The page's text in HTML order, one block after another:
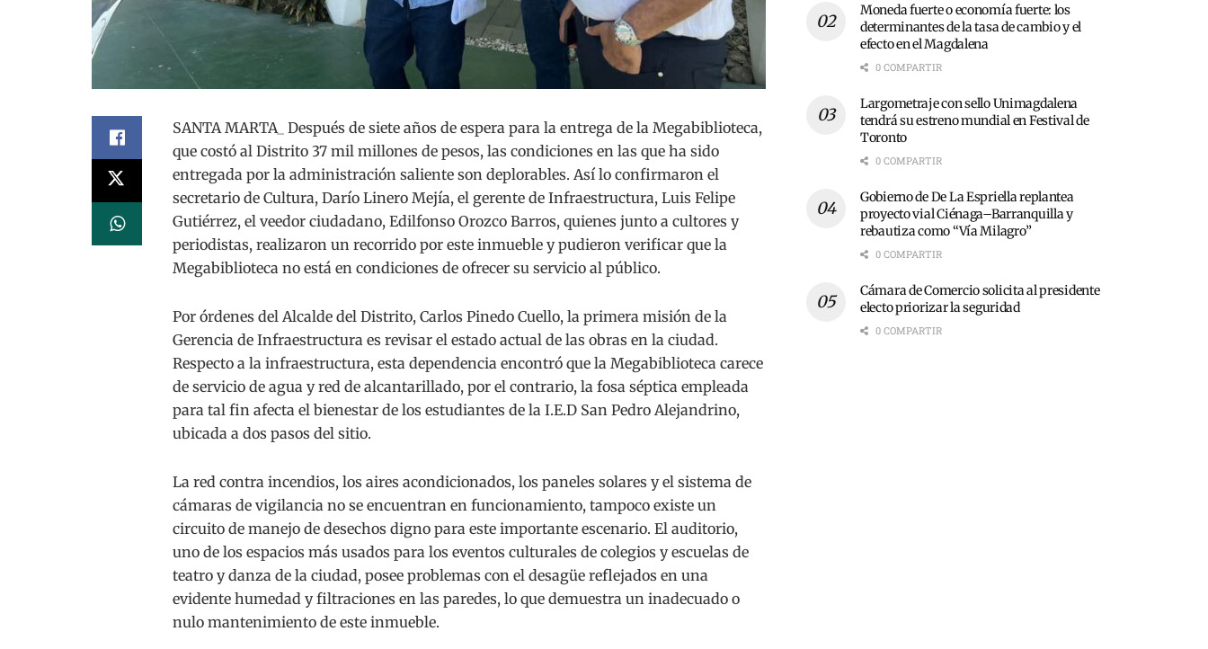
SANTA MARTA_ Después de siete años de espera para la entrega de la Megabiblioteca,
que costó al Distrito 37 mil millones de pesos, las condiciones en las que ha sido
entregada por la administración saliente son deplorables. Así lo confirmaron el
secretario de Cultura, Darío Linero Mejía, el gerente de Infraestructura, Luis Felipe
Gutiérrez, el veedor ciudadano, Edilfonso Orozco Barros, quienes junto a cultores y
periodistas, realizaron un recorrido por este inmueble y pudieron verificar que la
Megabiblioteca no está en condiciones de ofrecer su servicio al público.
Por órdenes del Alcalde del Distrito, Carlos Pinedo Cuello, la primera misión de la
Gerencia de Infraestructura es revisar el estado actual de las obras en la ciudad.
Respecto a la infraestructura, esta dependencia encontró que la Megabiblioteca carece
de servicio de agua y red de alcantarillado, por el contrario, la fosa séptica empleada
para tal fin afecta el bienestar de los estudiantes de la I.E.D San Pedro Alejandrino,
ubicada a dos pasos del sitio.
La red contra incendios, los aires acondicionados, los paneles solares y el sistema de
cámaras de vigilancia no se encuentran en funcionamiento, tampoco existe un
circuito de manejo de desechos digno para este importante escenario. El auditorio,
uno de los espacios más usados para los eventos culturales de colegios y escuelas de
teatro y danza de la ciudad, posee problemas con el desagüe reflejados en una
evidente humedad y filtraciones en las paredes, lo que demuestra un inadecuado o
nulo mantenimiento de este inmueble.
Moneda fuerte o economía fuerte: los
determinantes de la tasa de cambio y el
efecto en el Magdalena
0 COMPARTIR
Largometraje con sello Unimagdalena
tendrá su estreno mundial en Festival de
Toronto
0 COMPARTIR
Gobierno de De La Espriella replantea
proyecto vial Ciénaga–Barranquilla y
rebautiza como “Vía Milagro”
0 COMPARTIR
Cámara de Comercio solicita al presidente
electo priorizar la seguridad
0 COMPARTIR